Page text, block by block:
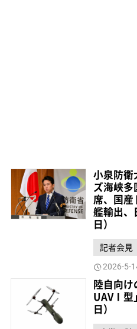
小泉防
ズ海峡
席、国
艦輸出、
日）
記者会見
2026-5-
陸自向け
UAVⅠ型
日）